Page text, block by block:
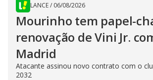
LANCE/ 06/08/2026
Mourinho tem papel-
renovação de Vini Jr.
Madrid
Atacante assinou novo contrato com o
2032